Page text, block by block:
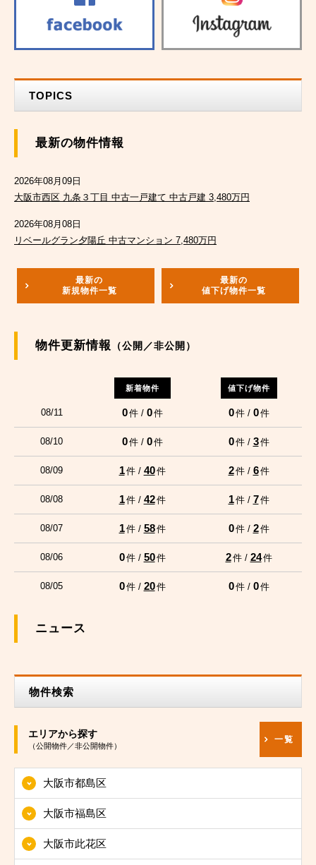
TOPICS
最新の物件情報
2026年08月09日
大阪市西区 九条３丁目 中古一戸建て 中古戸建 3,480万円
2026年08月08日
リベールグラン夕陽丘 中古マンション 7,480万円
最新の
新規物件一覧
最新の
値下げ物件一覧
物件更新情報 （公開／非公開）
新着物件 値下げ物件
08/11 0件 / 0件 0件 / 0件
08/10 0件 / 0件 0件 / 3件
08/09 1件 / 40件 2件 / 6件
08/08 1件 / 42件 1件 / 7件
08/07 1件 / 58件 0件 / 2件
08/06 0件 / 50件 2件 / 24件
08/05 0件 / 20件 0件 / 0件
ニュース
物件検索
エリアから探す
（公開物件／非公開物件）
一覧
大阪市都島区
大阪市福島区
大阪市此花区